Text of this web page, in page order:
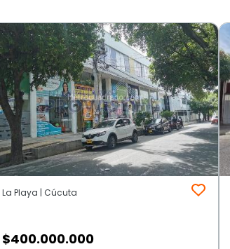
La Playa | Cúcuta
$400.000.000